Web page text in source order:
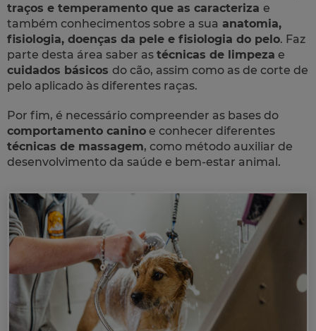
traços e temperamento que as caracteriza e
também conhecimentos sobre a sua anatomia,
fisiologia, doenças da pele e fisiologia do pelo. Faz
parte desta área saber as técnicas de limpeza e
cuidados básicos do cão, assim como as de corte de
pelo aplicado às diferentes raças.
Por fim, é necessário compreender as bases do
comportamento canino e conhecer diferentes
técnicas de massagem, como método auxiliar de
desenvolvimento da saúde e bem-estar animal.